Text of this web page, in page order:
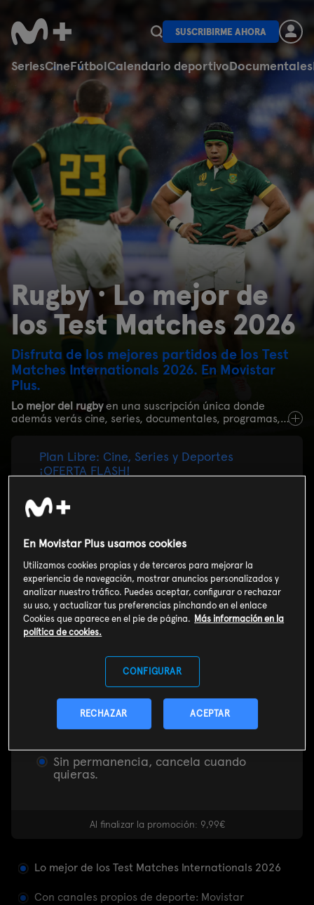
SeriesCineFútbolCalendario deportivoDocumentales
SUSCRIBIRME AHORA
Rugby · Lo mejor de
los Test Matches 2026
Disfruta de los mejores partidos de los Test
Matches Internationals 2026. En Movistar
Plus.
Lo mejor del rugbyen una suscripción única donde
además verás cine, series, documentales, programas,
Lo mejor de los Test Matches Internationals 2026
Con canales propios de deporte: Movistar
Plan Libre: Cine, Series y Deportes
¡OFERTA FLASH!
4
Precio al mes durante 3 meses
Ver detalles de la oferta
Movistar Plus es una suscripción en
Incluye 2 reproducciones simultáneas.
Sin permanencia, cancela cuando
quieras.
3 MESES AL 50%
Al finalizar la promoción: 9,99€
En Movistar Plus usamos cookies
Utilizamos cookies propias y de terceros para mejorar la
experiencia de navegación, mostrar anuncios personalizados y
analizar nuestro tráfico. Puedes aceptar, configurar o rechazar
su uso, y actualizar tus preferencias pinchando en el enlace
Cookies que aparece en el pie de página. Más información en la
política de cookies.
CONFIGURAR
RECHAZAR ACEPTAR